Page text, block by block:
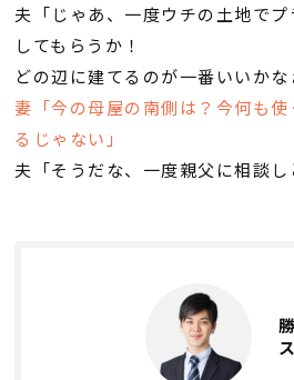
家づくりのスケジュール
よくあるご質問 店
夫「じゃあ、一度ウチの土地で
してもらうか！
どの辺に建てるのが一番いいかな
妻「今の母屋の南側は？今何も
るじゃない」
夫「そうだな、一度親父に相談し